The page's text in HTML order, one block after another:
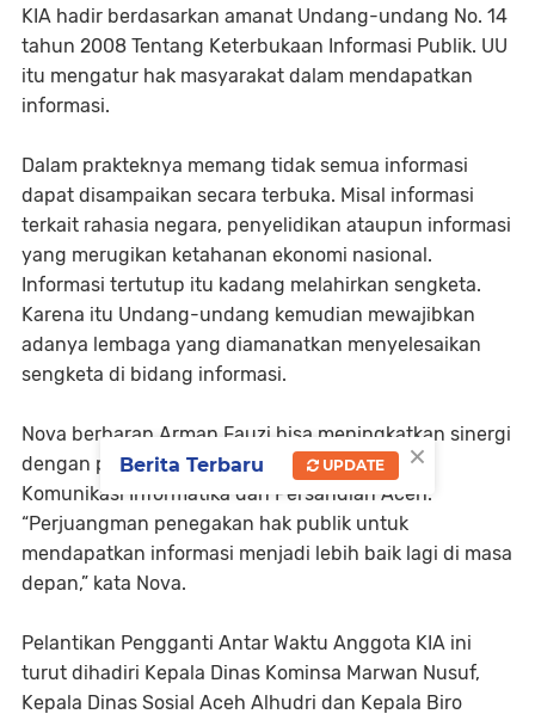
KIA hadir berdasarkan amanat Undang-undang No. 14
tahun 2008 Tentang Keterbukaan Informasi Publik. UU
itu mengatur hak masyarakat dalam mendapatkan
informasi.
Dalam prakteknya memang tidak semua informasi
dapat disampaikan secara terbuka. Misal informasi
terkait rahasia negara, penyelidikan ataupun informasi
yang merugikan ketahanan ekonomi nasional.
Informasi tertutup itu kadang melahirkan sengketa.
Karena itu Undang-undang kemudian mewajibkan
adanya lembaga yang diamanatkan menyelesaikan
sengketa di bidang informasi.
Nova berharap Arman Fauzi bisa meningkatkan sinergi
dengan pemerintah Aceh, dalam hal ini Dinas
Komunikasi Informatika dan Persandian Aceh.
“Perjuangman penegakan hak publik untuk
mendapatkan informasi menjadi lebih baik lagi di masa
depan,” kata Nova.
Pelantikan Pengganti Antar Waktu Anggota KIA ini
turut dihadiri Kepala Dinas Kominsa Marwan Nusuf,
Kepala Dinas Sosial Aceh Alhudri dan Kepala Biro
×
Berita Terbaru UPDATE